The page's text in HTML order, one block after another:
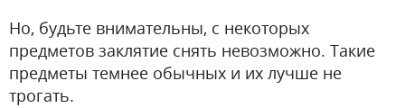
Но, будьте внимательны, с некоторых
предметов заклятие снять невозможно. Такие
предметы темнее обычных и их лучше не
трогать.